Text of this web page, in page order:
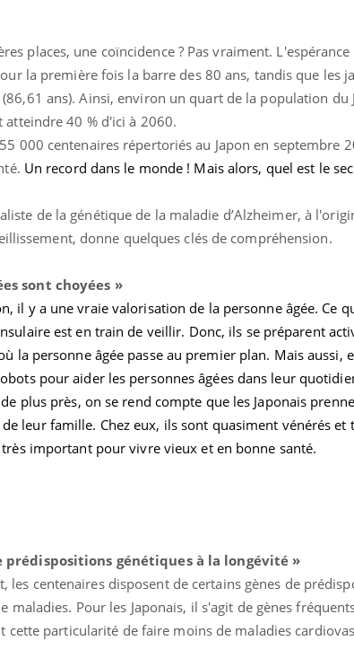
places, une coïncidence ? Pas vraiment.
la première fois la barre des 80 ans, tandis que les
ans). Ainsi, environ un quart de la population du
40 % d'ici à 2060.
000 centenaires répertoriés au Japon en septembre
Un record dans le monde ! Mais alors, quel est le
de la génétique de la maladie d’Alzheimer, à
donne quelques clés de compréhension.
sont choyées »
il y a une vraie valorisation de la personne âgée. Ce
est en train de veillir. Donc, ils se préparent
la personne âgée passe au premier plan. Mais aussi,
pour aider les personnes âgées dans leur
plus près, on se rend compte que les Japonais
leur famille. Chez eux, ils sont quasiment vénérés et
important pour vivre vieux et en bonne santé.
prédispositions génétiques à la longévité »
les centenaires disposent de certains gènes de
maladies. Pour les Japonais, il s'agit de gènes
cette particularité de faire moins de maladies
Youtube
Carence en fer : comprendre pour
Fatigue, irritabilité, brouillard mental ou
même alopécie… Les symptômes de la
Youtube
Insuline &
En 2026,
reste